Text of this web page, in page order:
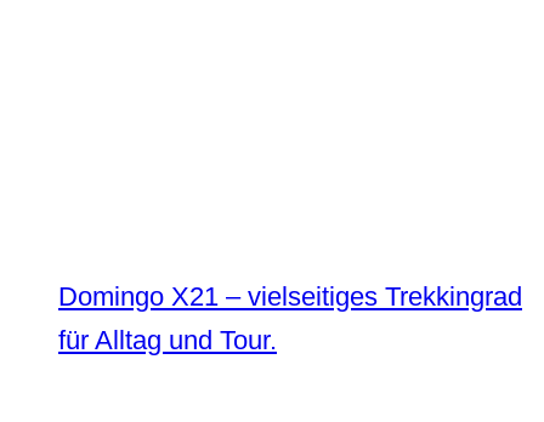
Domingo X21 – vielseitiges Trekkingrad
für Alltag und Tour.